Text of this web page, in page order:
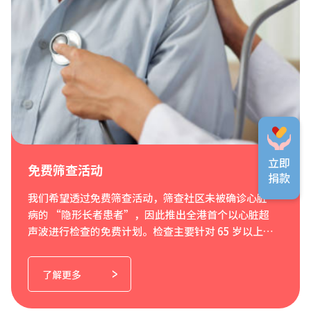
免费筛查活动
我们希望透过免费筛查活动，筛查社区未被确诊心脏
病的 “隐形长者患者”，因此推出全港首个以心脏超
声波进行检查的免费计划。检查主要针对 65 岁以上长
题等，参加者除了可进行免费心脏检查外，亦有机会
了解更多
立即
捐款